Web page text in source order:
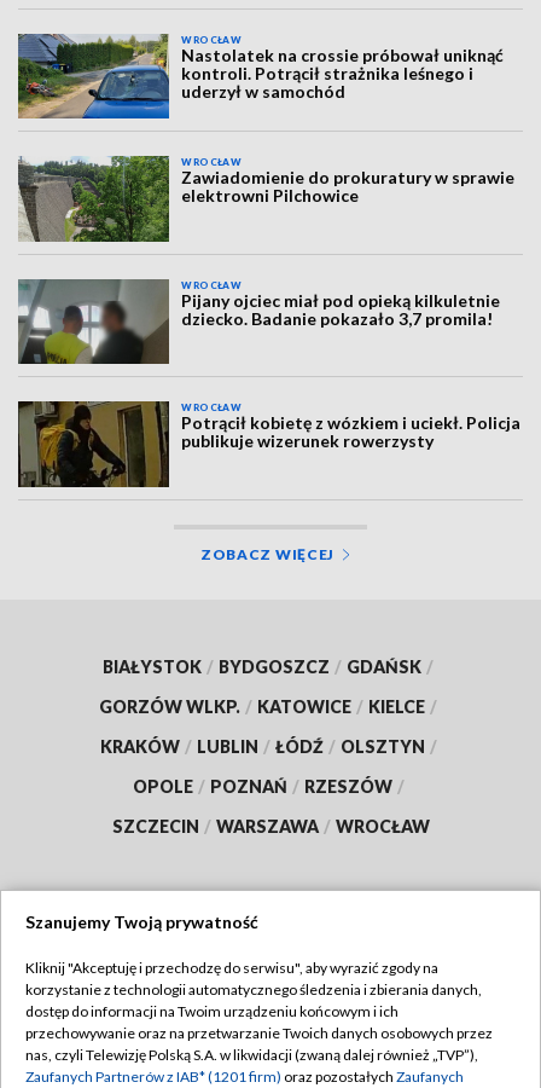
WROCŁAW
Nastolatek na crossie próbował uniknąć
kontroli. Potrącił strażnika leśnego i
uderzył w samochód
WROCŁAW
Zawiadomienie do prokuratury w sprawie
elektrowni Pilchowice
WROCŁAW
Pijany ojciec miał pod opieką kilkuletnie
dziecko. Badanie pokazało 3,7 promila!
WROCŁAW
Potrącił kobietę z wózkiem i uciekł. Policja
publikuje wizerunek rowerzysty
ZOBACZ WIĘCEJ
BIAŁYSTOK / BYDGOSZCZ / GDAŃSK /
GORZÓW WLKP. / KATOWICE / KIELCE /
KRAKÓW / LUBLIN / ŁÓDŹ / OLSZTYN /
OPOLE / POZNAŃ / RZESZÓW /
SZCZECIN / WARSZAWA / WROCŁAW
TVP
Abonament TVP
Emisja w TVP
Regulamin TVP
Polityka prywatności
Szanujemy Twoją prywatność
Kliknij "Akceptuję i przechodzę do serwisu", aby wyrazić zgody na
korzystanie z technologii automatycznego śledzenia i zbierania danych,
dostęp do informacji na Twoim urządzeniu końcowym i ich
przechowywanie oraz na przetwarzanie Twoich danych osobowych przez
nas, czyli Telewizję Polską S.A. w likwidacji (zwaną dalej również „TVP”),
Zaufanych Partnerów z IAB* (1201 firm) oraz pozostałych Zaufanych